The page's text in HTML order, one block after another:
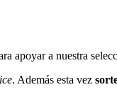
apoyar a nuestra
. Además esta vez